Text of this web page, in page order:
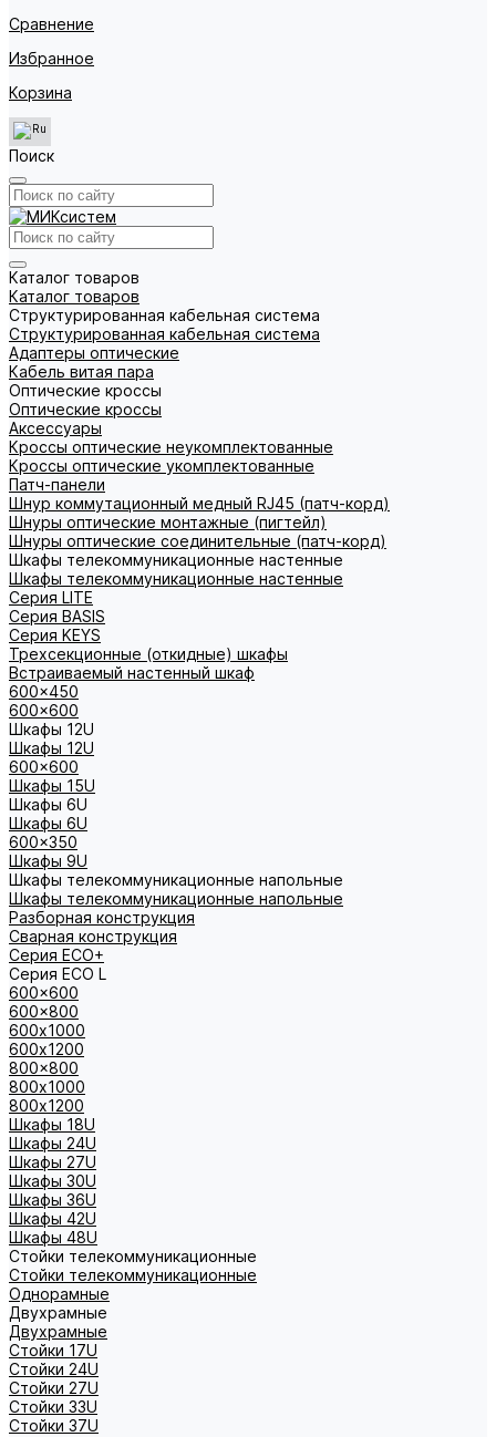
Сравнение
Избранное
Корзина
Поиск
Каталог товаров
Каталог товаров
Структурированная кабельная система
Структурированная кабельная система
Адаптеры оптические
Кабель витая пара
Оптические кроссы
Оптические кроссы
Аксессуары
Кроссы оптические неукомплектованные
Кроссы оптические укомплектованные
Патч-панели
Шнур коммутационный медный RJ45 (патч-корд)
Шнуры оптические монтажные (пигтейл)
Шнуры оптические соединительные (патч-корд)
Шкафы телекоммуникационные настенные
Шкафы телекоммуникационные настенные
Cерия LITE
Cерия BASIS
Cерия KEYS
Трехсекционные (откидные) шкафы
Встраиваемый настенный шкаф
600x450
600x600
Шкафы 12U
Шкафы 12U
600x600
Шкафы 15U
Шкафы 6U
Шкафы 6U
600x350
Шкафы 9U
Шкафы телекоммуникационные напольные
Шкафы телекоммуникационные напольные
Разборная конструкция
Сварная конструкция
Серия ECO+
Серия ECO L
600x600
600x800
600х1000
600х1200
800x800
800х1000
800х1200
Шкафы 18U
Шкафы 24U
Шкафы 27U
Шкафы 30U
Шкафы 36U
Шкафы 42U
Шкафы 48U
Стойки телекоммуникационные
Стойки телекоммуникационные
Однорамные
Двухрамные
Двухрамные
Стойки 17U
Стойки 24U
Стойки 27U
Стойки 33U
Стойки 37U